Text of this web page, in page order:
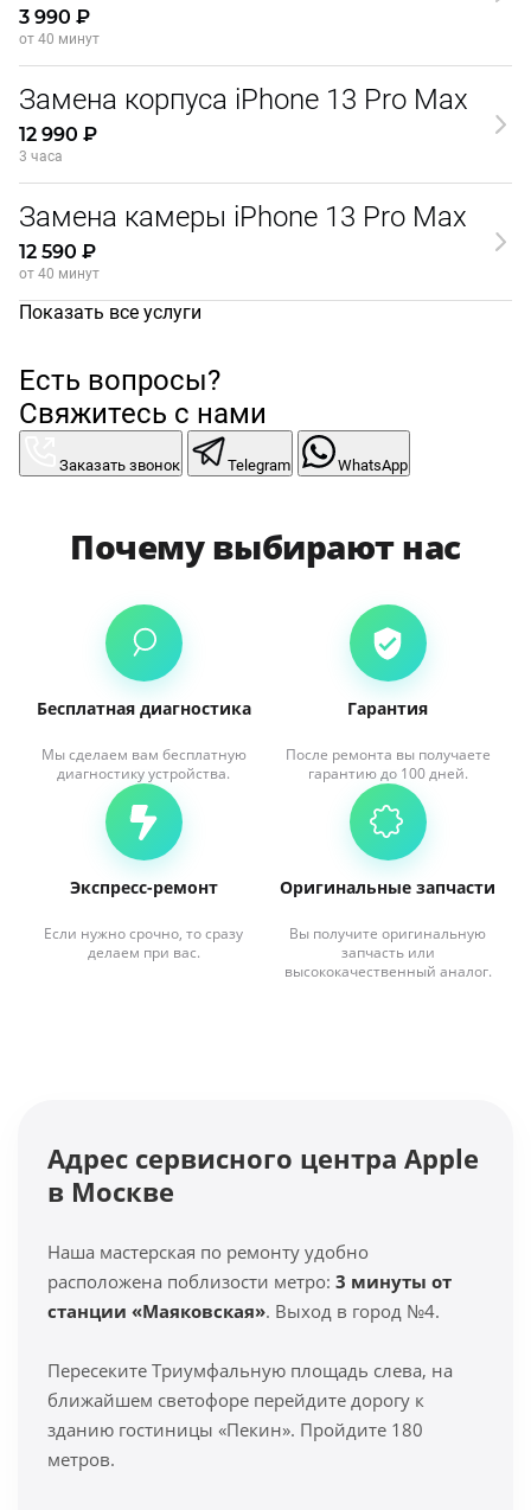
3 990 ₽
от 40 минут
Замена корпуса iPhone 13 Pro Max
12 990 ₽
3 часа
Замена камеры iPhone 13 Pro Max
12 590 ₽
от 40 минут
Показать все услуги
Есть вопросы?
Свяжитесь с нами
Заказать звонок Telegram WhatsApp
Почему выбирают нас
Бесплатная диагностика
Мы сделаем вам бесплатную
диагностику устройства.
Гарантия
После ремонта вы получаете
гарантию до 100 дней.
Экспресс-ремонт
Если нужно срочно, то сразу
делаем при вас.
Оригинальные запчасти
Вы получите оригинальную
запчасть или
высококачественный аналог.
Адрес сервисного центра Apple
в Москве
Наша мастерская по ремонту удобно
расположена поблизости метро: 3 минуты от
станции «Маяковская». Выход в город №4.
Пересеките Триумфальную площадь слева, на
ближайшем светофоре перейдите дорогу к
зданию гостиницы «Пекин». Пройдите 180
метров.